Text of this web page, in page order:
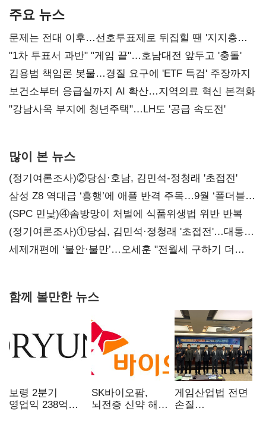
주요 뉴스
문제는 전대 이후…선호투표제로 뒤집힐 땐 '지지층
불복'
"1차 투표서 과반" "게임 끝"…호남대전 앞두고 '충돌'
김용범 책임론 봇물…경질 요구에 'ETF 특검' 주장까지
보건소부터 응급실까지 AI 확산…지역의료 혁신 본격화
"강남사옥 부지에 청년주택"…LH도 '공급 속도전'
많이 본 뉴스
(정기여론조사)②당심·호남, 김민석-정청래 '초접전'
삼성 Z8 역대급 ‘흥행’에 애플 반격 주목…9월 ‘폴더블
대전’
(SPC 민낯)④솜방망이 처벌에 식품위생법 위반 반복
(정기여론조사)①당심, 김민석·정청래 '초접전'…대통령
지지도 '50% 아래로'(종합)
세제개편에 ‘불안·불만’…오세훈 "전월세 구하기 더
함께 볼만한 뉴스
보령 2분기
영업익 238억…
SK바이오팜,
뇌전증 신약 해외
게임산업법 전면
손질